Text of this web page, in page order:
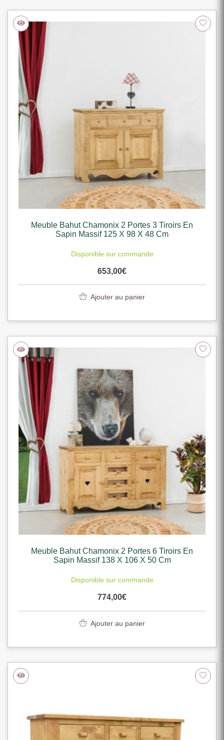
Meuble Bahut Chamonix 2 Portes 3 Tiroirs En
Sapin Massif 125 X 98 X 48 Cm
Disponible sur commande
653,00€
Ajouter au panier
Meuble Bahut Chamonix 2 Portes 6 Tiroirs En
Sapin Massif 138 X 106 X 50 Cm
Disponible sur commande
774,00€
Ajouter au panier